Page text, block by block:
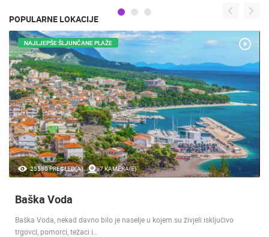
POPULARNE LOKACIJE
25580 PREGLED(A) 7 KAMERA(E)
NAJLJEPŠE ŠLJUNČANE PLAŽE
Baška Voda
Baška Voda, nekad davno bilo je naselje u kojem su živjeli isključivo
trgovci, pomorci, težaci i…